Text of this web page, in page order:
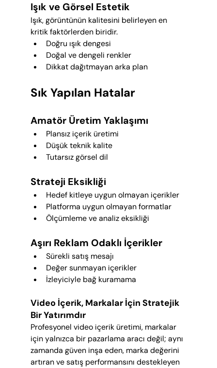
Işık ve Görsel Estetik
Işık, görüntünün kalitesini belirleyen en
kritik faktörlerden biridir.
Doğru ışık dengesi
Doğal ve dengeli renkler
Dikkat dağıtmayan arka plan
Sık Yapılan Hatalar
Amatör Üretim Yaklaşımı
Plansız içerik üretimi
Düşük teknik kalite
Tutarsız görsel dil
Strateji Eksikliği
Hedef kitleye uygun olmayan içerikler
Platforma uygun olmayan formatlar
Ölçümleme ve analiz eksikliği
Aşırı Reklam Odaklı İçerikler
Sürekli satış mesajı
Değer sunmayan içerikler
İzleyiciyle bağ kuramama
Video İçerik, Markalar İçin Stratejik
Bir Yatırımdır
Profesyonel video içerik üretimi, markalar
için yalnızca bir pazarlama aracı değil; aynı
zamanda güven inşa eden, marka değerini
artıran ve satış performansını destekleyen